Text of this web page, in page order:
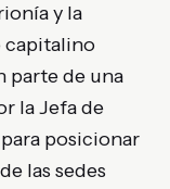
y la
capitalino
parte de una
la Jefa de
posicionar
las sedes